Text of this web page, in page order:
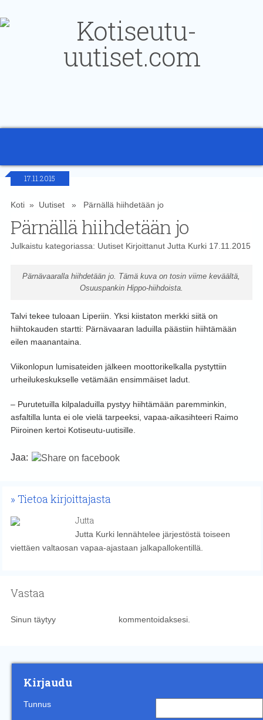
17.11.2015
Koti» Uutiset» Pärnällä hiihdetään jo
Pärnällä hiihdetään jo
Julkaistu kategoriassa: UutisetKirjoittanut Jutta Kurki17.11.2015
Pärnävaaralla hiihdetään jo. Tämä kuva on tosin viime keväältä,
Osuuspankin Hippo-hiihdoista.
Talvi tekee tuloaan Liperiin. Yksi kiistaton merkki siitä on
hiihtokauden startti: Pärnävaaran laduilla päästiin hiihtämään
eilen maanantaina.
Viikonlopun lumisateiden jälkeen moottorikelkalla pystyttiin
urheilukeskukselle vetämään ensimmäiset ladut.
– Purutetuilla kilpaladuilla pystyy hiihtämään paremminkin,
asfaltilla lunta ei ole vielä tarpeeksi, vapaa-aikasihteeri Raimo
Piiroinen kertoi Kotiseutu-uutisille.
Jaa:
Tietoa kirjoittajasta
Jutta
Jutta Kurki lennähtelee järjestöstä toiseen
viettäen valtaosan vapaa-ajastaan jalkapallokentillä.
Vastaa
Sinun täytyy kommentoidaksesi.
Kirjaudu
Tunnus